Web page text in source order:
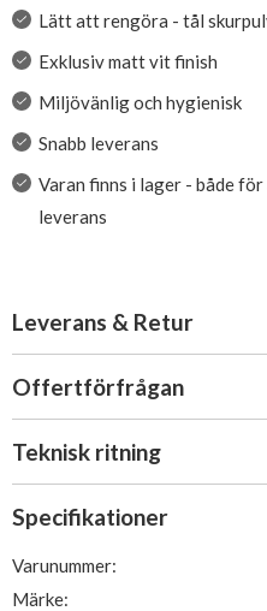
Lätt att rengöra - tål
Exklusiv matt vit finish
Miljövänlig och hygienisk
Snabb leverans
Varan finns i lager - både
leverans
Leverans & Retur
Offertförfrågan
Teknisk ritning
Specifikationer
Varunummer:
Märke: